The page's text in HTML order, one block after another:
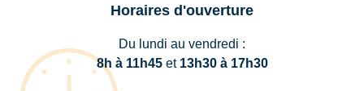
Horaires d'ouverture
Du lundi au vendredi :
8h à 11h45et 13h30 à 17h30